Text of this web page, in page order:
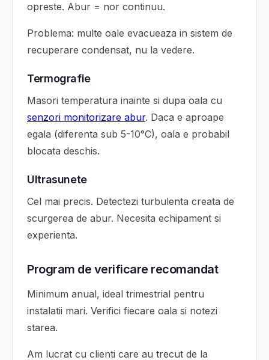
opreste. Abur = nor continuu.
Problema: multe oale evacueaza in sistem de
recuperare condensat, nu la vedere.
Termografie
Masori temperatura inainte si dupa oala cu
senzori monitorizare abur. Daca e aproape
egala (diferenta sub 5-10°C), oala e probabil
blocata deschis.
Ultrasunete
Cel mai precis. Detectezi turbulenta creata de
scurgerea de abur. Necesita echipament si
experienta.
Program de verificare recomandat
Minimum anual, ideal trimestrial pentru
instalatii mari. Verifici fiecare oala si notezi
starea.
Am lucrat cu clienti care au trecut de la